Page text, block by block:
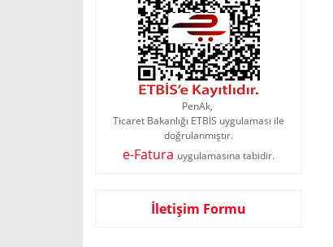
PenAk,
Ticaret Bakanlığı ETBİS uygulaması ile
doğrulanmıştır.
e-Fatura uygulamasına tabidir.
İletişim Formu